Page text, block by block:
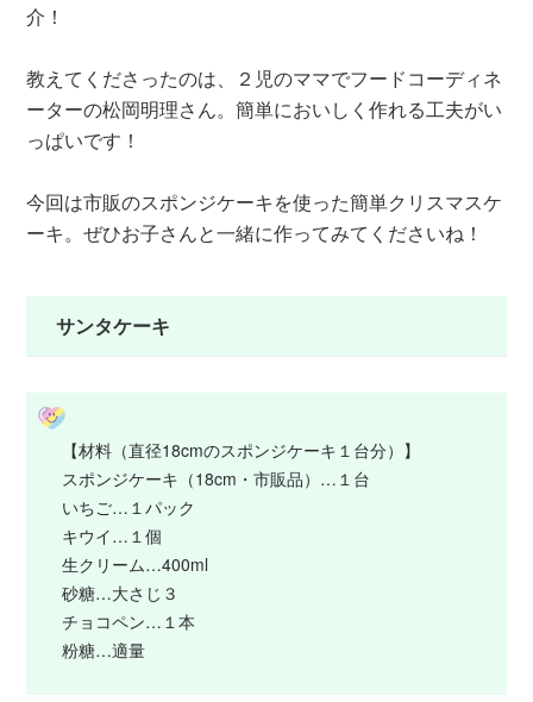
介！
教えてくださったのは、２児のママでフードコーディネ
ーターの松岡明理さん。簡単においしく作れる工夫がい
っぱいです！
今回は市販のスポンジケーキを使った簡単クリスマスケ
ーキ。ぜひお子さんと一緒に作ってみてくださいね！
サンタケーキ
【材料（直径18cmのスポンジケーキ１台分）】
スポンジケーキ（18cm・市販品）…１台
いちご…１パック
キウイ…１個
生クリーム…400ml
砂糖…大さじ３
チョコペン…１本
粉糖…適量